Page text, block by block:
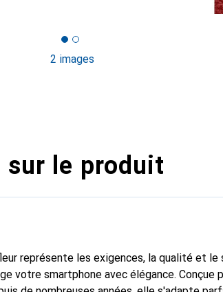
2 images
le produit
représente les exigences, la qualité et
votre smartphone avec élégance. Conçue